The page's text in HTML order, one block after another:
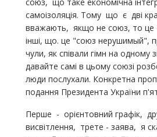
самоізоляція. Тому що є дві
вважають, якщо не союз, то це -
інші, що. це "союз нерушимый",
чули, як співали гімн на одному
давайте самі в цьому союзі
люди послухали. Конкретна
подання Президента України
Перше - орієнтовний графік,
висвітлення, трете - заява, я